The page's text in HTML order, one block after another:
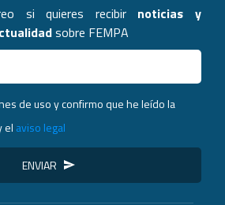
si quieres recibir noticias y
sobre FEMPA
de uso y confirmo que he leído la
el aviso legal
ENVIAR